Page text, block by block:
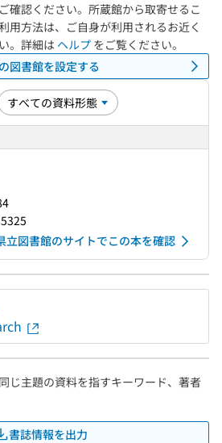
確認ください。所蔵館から取寄せるこ
用方法は、ご自身が利用されるお近く
。詳細は ヘルプ をご覧ください。
図書館を設定する
立図書館のサイトでこの本を確認
じ主題の資料を指すキーワード、著者
書誌情報を出力